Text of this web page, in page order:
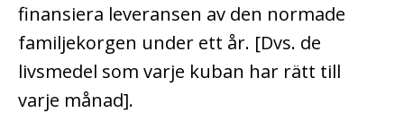
finansiera leveransen av den normade
familjekorgen under ett år. [Dvs. de
livsmedel som varje kuban har rätt till
varje månad].